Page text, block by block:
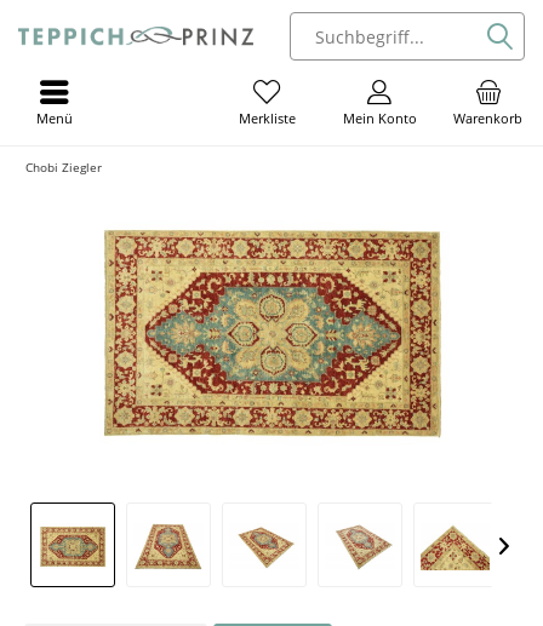
Warenkorb
Mein Konto
Merkliste
Menü
Chobi Ziegler